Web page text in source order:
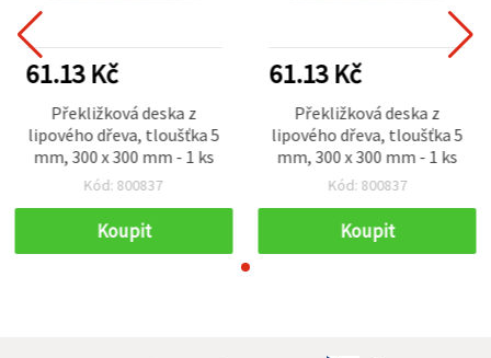
61.13 Kč
Překližková deska z
lipového dřeva, tloušťka 5
mm, 300 x 300 mm - 1 ks
Kód: 800837
Koupit
61.13 Kč
Překližková deska z
lipového dřeva, tloušťka 5
mm, 300 x 300 mm - 1 ks
Kód: 800837
Koupit